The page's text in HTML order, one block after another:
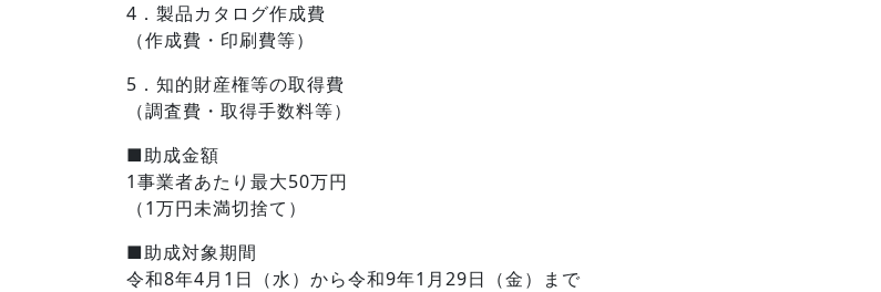
4．製品カタログ作成費
（作成費・印刷費等）
5．知的財産権等の取得費
（調査費・取得手数料等）
■助成金額
1事業者あたり最大50万円
（1万円未満切捨て）
■助成対象期間
令和8年4月1日（水）から令和9年1月29日（金）まで